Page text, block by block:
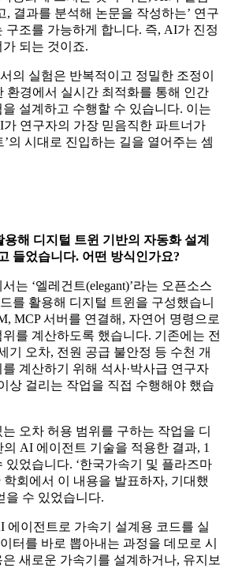
, 결과를 분석해 논문을 작성하는’ 연구
구조를 가능하게 합니다. 즉, AI가 진정
되는 것이죠.
의 실험은 반복적이고 정밀한 조정이
환경에서 실시간 최적화를 통해 인간
설계하고 수행할 수 있습니다. 이는
연구자의 가장 믿음직한 파트너가
의 시대로 진입하는 길을 열어주는 셈
해 디지털 트윈 기반의 자동화 설계
들었습니다. 어떤 방식인가요?
는 ‘엘레건트(elegant)’라는 오픈소스
를 활용해 디지털 트윈을 구성했습니
MCP 서버를 연결해, 자연어 명령으로
를 계산하도록 했습니다. 기존에는 전
기 오차, 전원 공급 불안정 등 수천 개
계산하기 위해 석사·박사급 연구자
상 걸리는 작업을 직접 수행해야 했습
오차 허용 범위를 구하는 작업을 디
AI 에이전트 기술을 적용한 결과, 1
있었습니다. ‘한국가속기 및 플라즈마
학회에서 이 내용을 발표하자, 기대했
을 수 있었습니다.
에이전트로 가속기 설계용 코드를 실
터를 바로 뽑아내는 과정을 데모로 시
새로운 가속기를 설계하거나, 유지보